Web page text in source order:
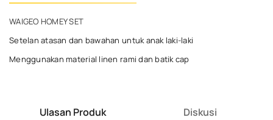
WAIGEO HOMEY SET
Setelan atasan dan bawahan untuk anak laki-laki
Menggunakan material linen rami dan batik cap
Ulasan Produk Diskusi